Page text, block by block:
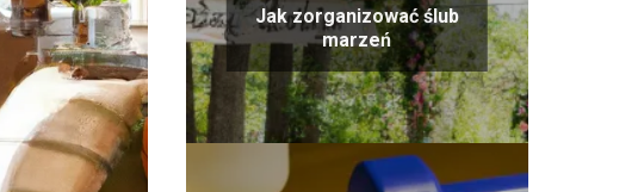
Jak zorganizować ślub
marzeń